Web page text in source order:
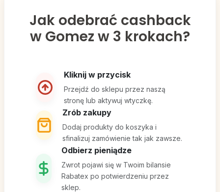
Jak odebrać cashback
w Gomez w 3 krokach?
Kliknij w przycisk
Przejdź do sklepu przez naszą
stronę lub aktywuj wtyczkę.
Zrób zakupy
Dodaj produkty do koszyka i
sfinalizuj zamówienie tak jak zawsze.
Odbierz pieniądze
Zwrot pojawi się w Twoim bilansie
Rabatex po potwierdzeniu przez
sklep.